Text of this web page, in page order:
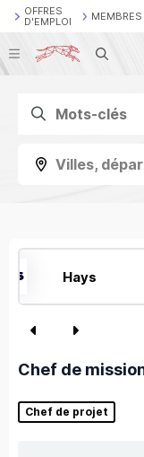
OFFRES
D'EMPLOI
MEMBRES
Villes,
Hays
Chef de
Chef de projet